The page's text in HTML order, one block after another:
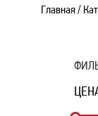
Главная/